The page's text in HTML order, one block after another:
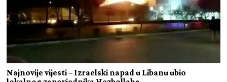
Najnovije vijesti – Izraelski napad u Libanu ubio